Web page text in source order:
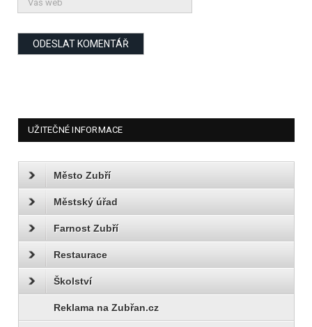
UŽITEČNÉ INFORMACE
Město Zubří
Městský úřad
Farnost Zubří
Restaurace
Školství
Reklama na Zubřan.cz